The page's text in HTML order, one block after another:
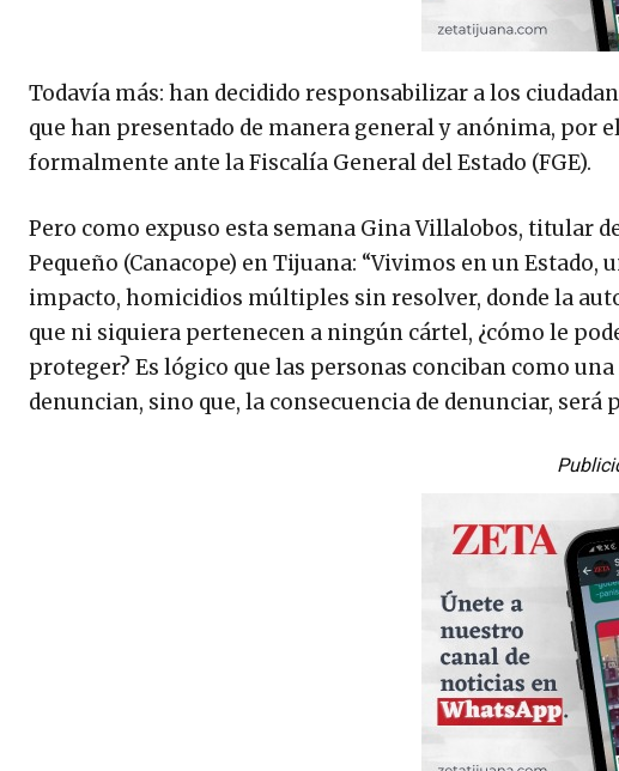
Todavía más: han decidido responsabilizar a los
que han presentado de manera general y anónima, por
formalmente ante la Fiscalía General del Estado (FGE).
Pero como expuso esta semana Gina Villalobos, titular
Pequeño (Canacope) en Tijuana: “Vivimos en un Estado,
impacto, homicidios múltiples sin resolver, donde la
que ni siquiera pertenecen a ningún cártel, ¿cómo le
proteger? Es lógico que las personas conciban como
denuncian, sino que, la consecuencia de denunciar,